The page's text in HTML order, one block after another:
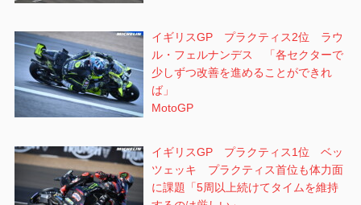
イギリスGP プラクティス2位 ラウ
ル・フェルナンデス 「各セクターで
少しずつ改善を進めることができれ
ば」
MotoGP
イギリスGP プラクティス1位 ベッ
ツェッキ プラクティス首位も体力面
に課題「5周以上続けてタイムを維持